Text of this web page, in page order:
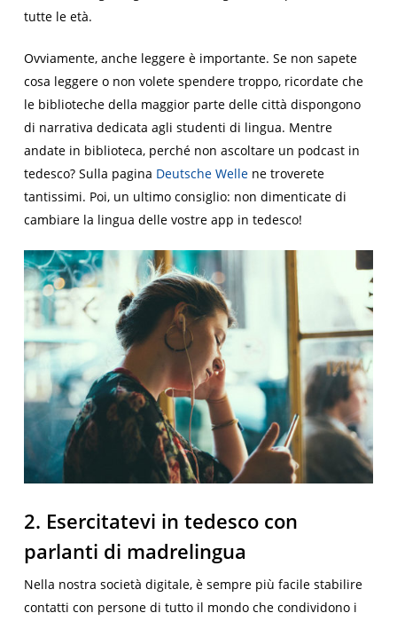
tutte le età.
Ovviamente, anche leggere è importante. Se non sapete
cosa leggere o non volete spendere troppo, ricordate che
le biblioteche della maggior parte delle città dispongono
di narrativa dedicata agli studenti di lingua. Mentre
andate in biblioteca, perché non ascoltare un podcast in
tedesco? Sulla pagina Deutsche Wellene troverete
tantissimi. Poi, un ultimo consiglio: non dimenticate di
cambiare la lingua delle vostre app in tedesco!
2. Esercitatevi in tedesco con
parlanti di madrelingua
Nella nostra società digitale, è sempre più facile stabilire
contatti con persone di tutto il mondo che condividono i